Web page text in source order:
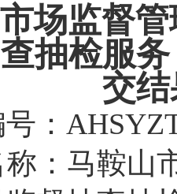
场监督
抽检服
交
：
： 马鞍山